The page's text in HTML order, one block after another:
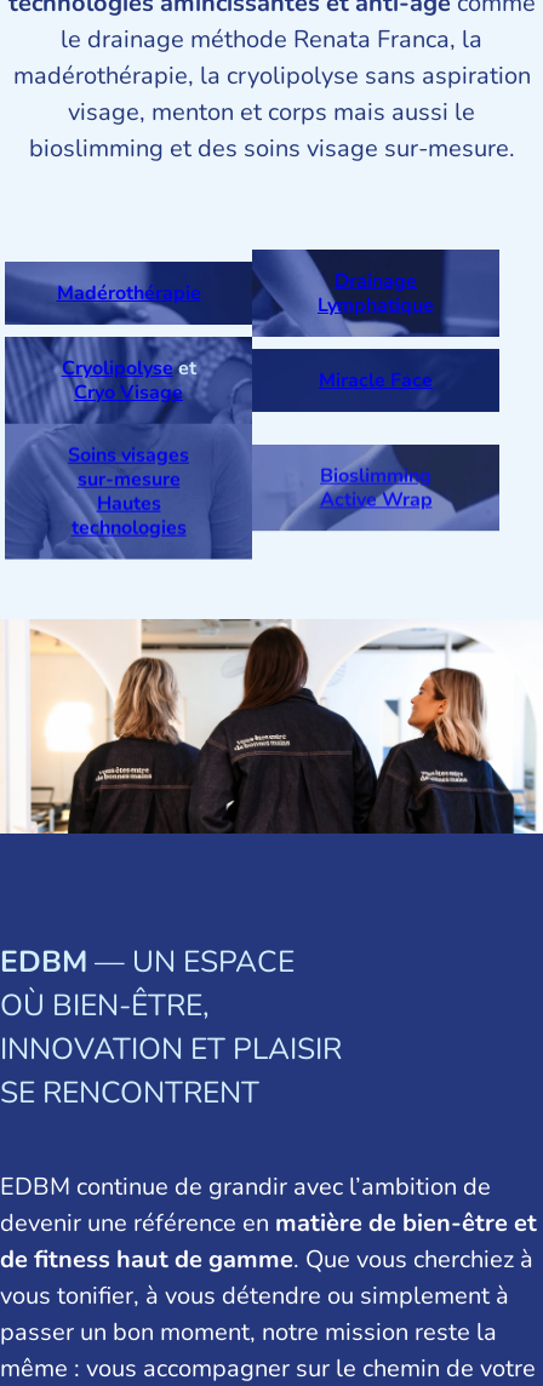
le drainage méthode Renata Franca, la
madérothérapie, la cryolipolyse sans aspiration
visage, menton et corps mais aussi le
bioslimming et des soins visage sur-mesure.
Madérothérapie
Drainage
Lymphatique
Cryolipolyseet
Cryo Visage
Miracle Face
Soins visages
sur-mesure
Hautes
technologies
Bioslimming
Active Wrap
EDBM — UN ESPACE
OÙ BIEN-ÊTRE,
INNOVATION ET PLAISIR
SE RENCONTRENT
EDBM continue de grandir avec l’ambition de
devenir une référence en matière de bien-être et
de fitness haut de gamme. Que vous cherchiez à
vous tonifier, à vous détendre ou simplement à
passer un bon moment, notre mission reste la
même : vous accompagner sur le chemin de votre